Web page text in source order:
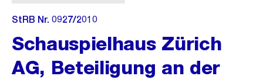
StRB Nr. 0927/2010
Schauspielhaus Zürich
AG, Beteiligung an der